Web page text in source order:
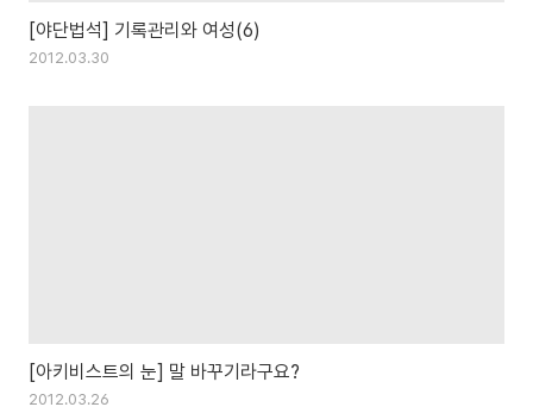
[야단법석] 기록관리와 여성(6)
2012.03.30
[아키비스트의 눈] 말 바꾸기라구요?
2012.03.26